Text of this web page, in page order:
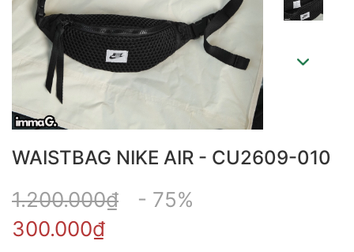
WAISTBAG NIKE AIR - CU2609-010
1.200.000₫
- 75%
300.000₫